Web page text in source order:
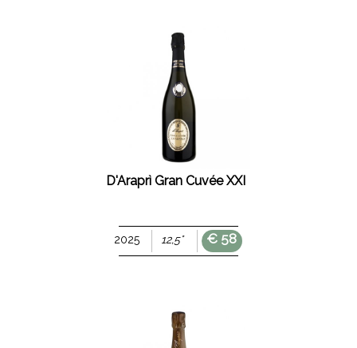
D'Araprì Gran Cuvée XXI
2025 12,5° € 58